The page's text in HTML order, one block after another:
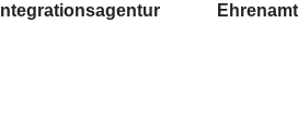
Integrationsagentur